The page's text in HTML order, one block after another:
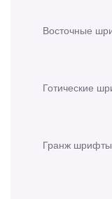
Восточные
Готические
Гранж шрифты